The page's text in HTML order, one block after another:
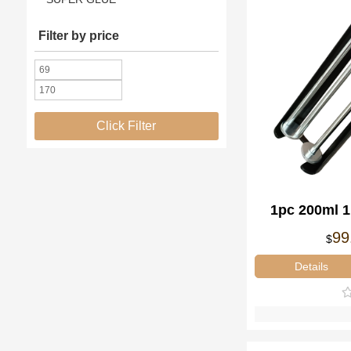
1pc 200ml
$
Details
Filter by price
Click Filter